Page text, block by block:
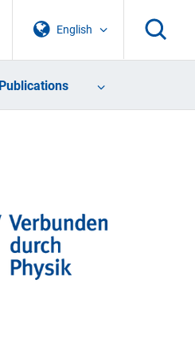
English
Publications